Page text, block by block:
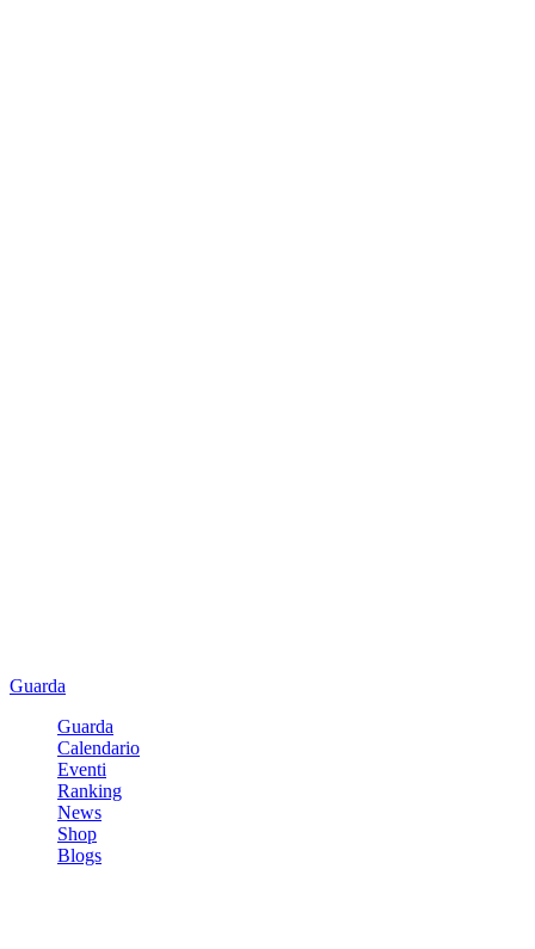
Guarda
Guarda
Calendario
Eventi
Ranking
News
Shop
Blogs